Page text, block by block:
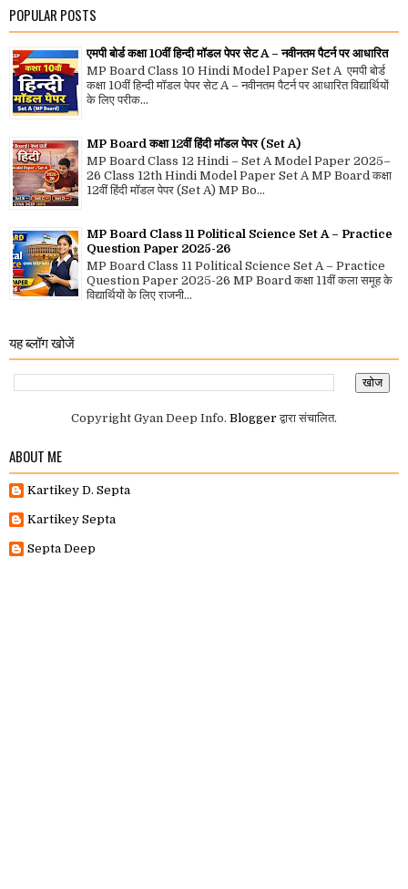
POPULAR POSTS
एमपी बोर्ड कक्षा 10वीं हिन्दी मॉडल पेपर सेट A – नवीनतम पैटर्न पर आधारित
MP Board Class 10 Hindi Model Paper Set A एमपी बोर्ड
कक्षा 10वीं हिन्दी मॉडल पेपर सेट A – नवीनतम पैटर्न पर आधारित विद्यार्थियों
के लिए परीक...
MP Board कक्षा 12वीं हिंदी मॉडल पेपर (Set A)
MP Board Class 12 Hindi – Set A Model Paper 2025–
26 Class 12th Hindi Model Paper Set A MP Board कक्षा
12वीं हिंदी मॉडल पेपर (Set A) MP Bo...
MP Board Class 11 Political Science Set A – Practice
Question Paper 2025-26
MP Board Class 11 Political Science Set A – Practice
Question Paper 2025-26 MP Board कक्षा 11वीं कला समूह के
विद्यार्थियों के लिए राजनी...
यह ब्लॉग खोजें
Copyright Gyan Deep Info. Blogger द्वारा संचालित.
ABOUT ME
Kartikey D. Septa
Kartikey Septa
Septa Deep